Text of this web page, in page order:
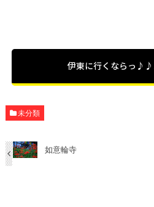
伊東に行くならっ♪♪
未分類
如意輪寺